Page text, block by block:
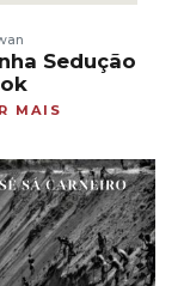
Sedução
MAIS